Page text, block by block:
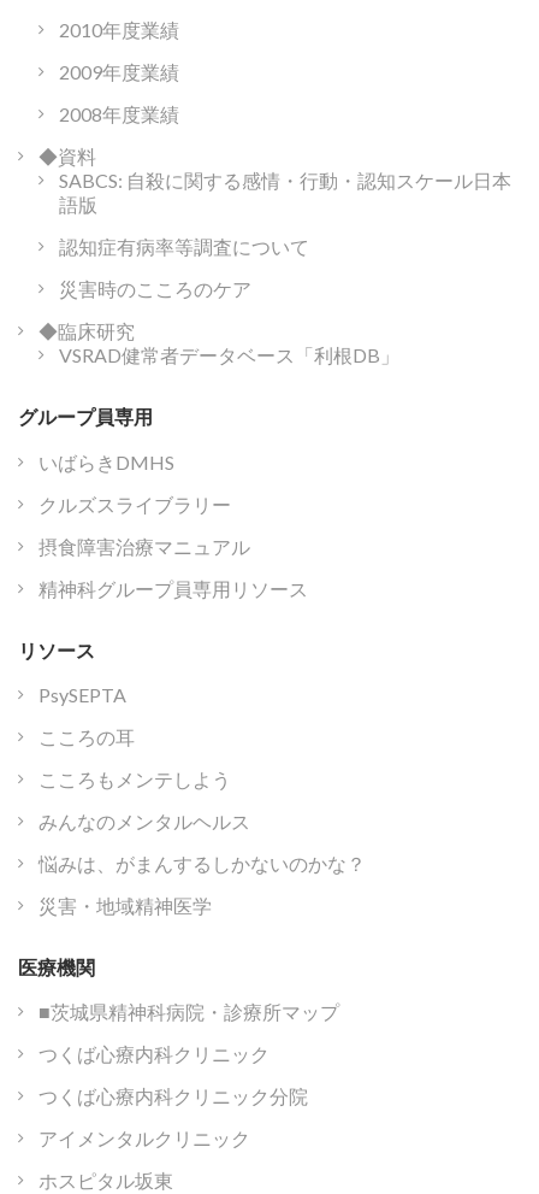
2010年度業績
2009年度業績
2008年度業績
◆資料
SABCS: 自殺に関する感情・行動・認知スケール日本
語版
認知症有病率等調査について
災害時のこころのケア
◆臨床研究
VSRAD健常者データベース「利根DB」
グループ員専用
いばらきDMHS
クルズスライブラリー
摂食障害治療マニュアル
精神科グループ員専用リソース
リソース
PsySEPTA
こころの耳
こころもメンテしよう
みんなのメンタルヘルス
悩みは、がまんするしかないのかな？
災害・地域精神医学
医療機関
■茨城県精神科病院・診療所マップ
つくば心療内科クリニック
つくば心療内科クリニック分院
アイメンタルクリニック
ホスピタル坂東